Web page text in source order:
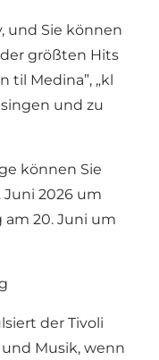
und Sie können
größten Hits
til Medina”, „kl
und zu
können Sie
Juni 2026 um
am 20. Juni um
der Tivoli
Musik, wenn